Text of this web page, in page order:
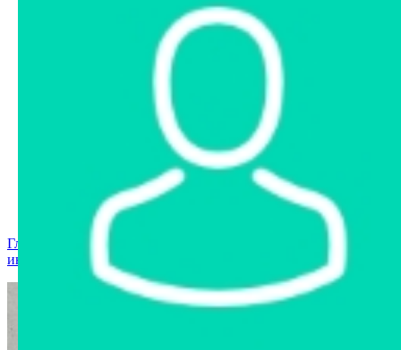
Интернет-магазин
Интернет-витрина
Арестованное имущество
Реестр несостоявшихся торгов
Реестр переоценок
Государственное имущество
Главная страница
инструменты
Стретч-пленка №7/1